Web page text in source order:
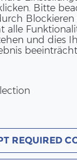
Bitte
Blockieren
alle
und dies
REQUIRED